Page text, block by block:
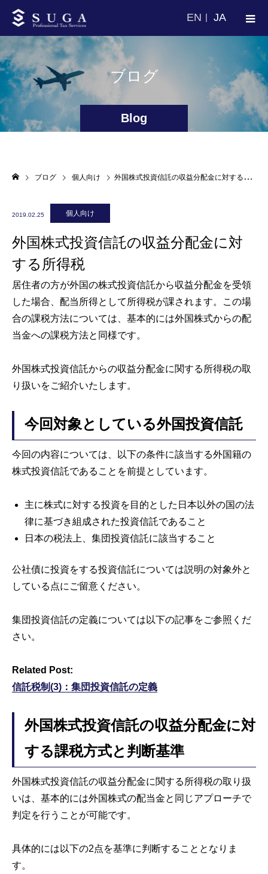
EN JA
Blog
ブログ
ブログ 個人向け 外国株式投資信託の収益分配金に対する所得税
2019.02.25 個人向け
外国株式投資信託の収益分配金に対
する所得税
居住者の方が外国の株式投資信託から収益分配金を受領
した場合、配当所得として所得税が課されます。この場
合の課税方法については、基本的には外国株式からの配
当金への課税方法と同様です。
外国株式投資信託からの収益分配金に関する所得税の取
り扱いをご紹介いたします。
今回対象としている外国投資信託
今回の内容については、以下の条件に該当する外国籍の
株式投資信託であることを前提としています。
主に株式に対する投資を目的とした日本以外の国の法
律に基づき組成された投資信託であること
日本の税法上、集団投資信託に該当すること
公社債に投資をする投資信託については説明の対象外と
している点にご留意ください。
集団投資信託の定義については以下の記事をご参照くだ
さい。
Related Post:
信託税制(3)：集団投資信託の定義
外国株式投資信託の収益分配金に対
する課税方式と判断基準
外国株式投資信託の収益分配金に関する所得税の取り扱
いは、基本的には外国株式の配当金と同じアプローチで
判定を行うことが可能です。
具体的には以下の2点を基準に判断することとなりま
す。